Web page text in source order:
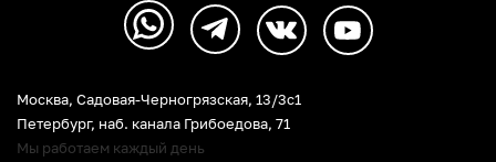
Москва, Садовая-Черногрязская, 13/3c1
Петербург, наб. канала Грибоедова, 71
Мы работаем каждый день